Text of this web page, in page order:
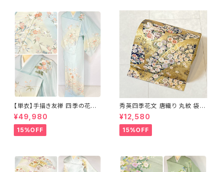
【単衣】手描き友禅 四季の花々
正絹 訪問着 水色 黄緑 白 パス
テルカラー 1431
¥49,980
15%OFF
秀英四季花文 唐織り 丸紋 袋帯
正絹 金糸 ゴールド 紺 ピンク 7
05
¥12,580
15%OFF